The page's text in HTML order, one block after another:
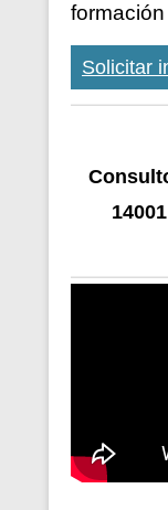
Solicitar